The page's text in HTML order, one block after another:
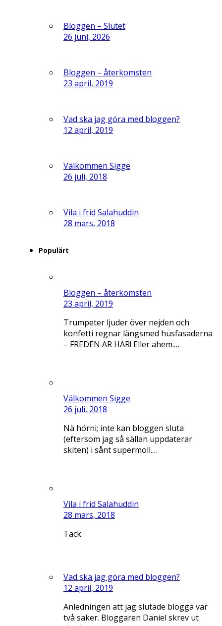
Bloggen – Slutet
26 juni, 2026
Bloggen – återkomsten
23 april, 2019
Vad ska jag göra med bloggen?
12 april, 2019
Välkommen Sigge
26 juli, 2018
Vila i frid Salahuddin
28 mars, 2018
Populärt
Bloggen – återkomsten
23 april, 2019
Trumpeter ljuder över nejden och
konfetti regnar längsmed husfasaderna
– FREDEN ÄR HÄR! Eller ahem.…
Välkommen Sigge
26 juli, 2018
Nä hörni; inte kan bloggen sluta
(eftersom jag så sällan uppdaterar
skiten) i sånt supermoll.…
Vila i frid Salahuddin
28 mars, 2018
Tack.
Vad ska jag göra med bloggen?
12 april, 2019
Anledningen att jag slutade blogga var
två saker. Bloggaren Daniel skrev ut